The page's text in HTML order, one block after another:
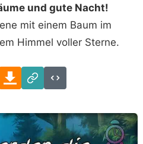
und gute Nacht!
mit einem Baum im
Himmel voller Sterne.
WhatsAppDownload
Link
Code